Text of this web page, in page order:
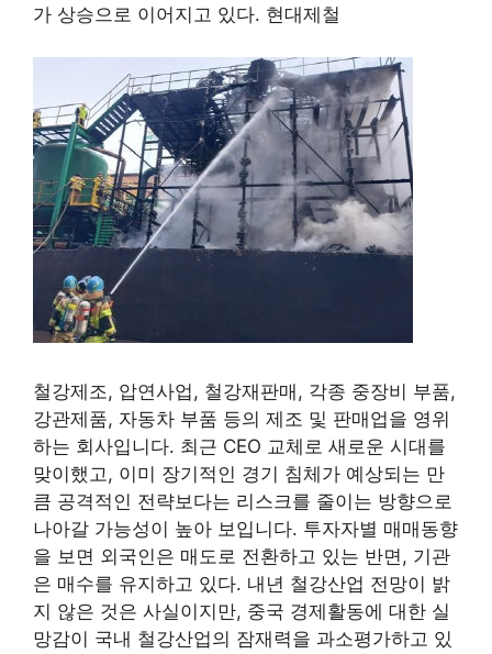
가 상승으로 이어지고 있다. 현대제철
철강제조, 압연사업, 철강재판매, 각종 중장비 부품,
강관제품, 자동차 부품 등의 제조 및 판매업을 영위
하는 회사입니다. 최근 CEO 교체로 새로운 시대를
맞이했고, 이미 장기적인 경기 침체가 예상되는 만
큼 공격적인 전략보다는 리스크를 줄이는 방향으로
나아갈 가능성이 높아 보입니다. 투자자별 매매동향
을 보면 외국인은 매도로 전환하고 있는 반면, 기관
은 매수를 유지하고 있다. 내년 철강산업 전망이 밝
지 않은 것은 사실이지만, 중국 경제활동에 대한 실
망감이 국내 철강산업의 잠재력을 과소평가하고 있